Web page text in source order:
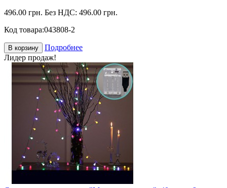
496.00 грн. Без НДС: 496.00 грн.
Код товара:043808-2
В корзину
Подробнее
Лидер продаж!